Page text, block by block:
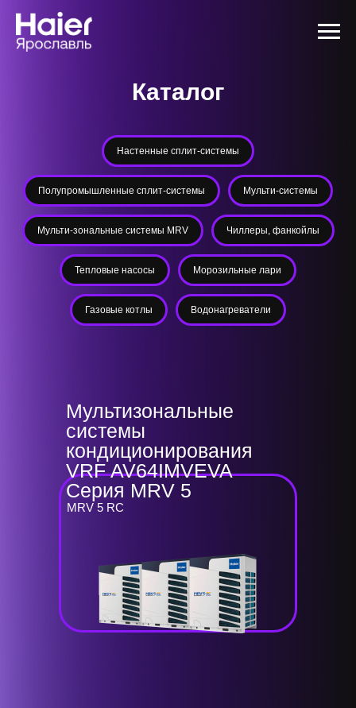
Каталог
Настенные сплит-системы
Полупромышленные сплит-системы Мульти-системы
Мульти-зональные системы MRV Чиллеры, фанкойлы
Тепловые насосы Морозильные лари
Газовые котлы Водонагреватели
MRV 5 RC
Мультизональные
системы
кондиционирования
VRF AV64IMVEVA
Серия MRV 5